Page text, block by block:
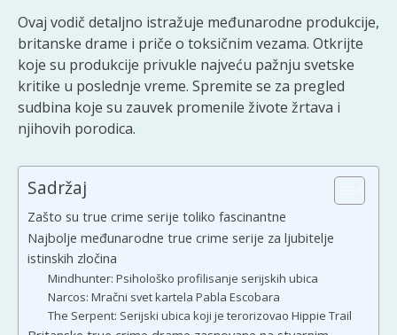
Ovaj vodič detaljno istražuje međunarodne produkcije,
britanske drame i priče o toksičnim vezama. Otkrijte
koje su produkcije privukle najveću pažnju svetske
kritike u poslednje vreme. Spremite se za pregled
sudbina koje su zauvek promenile živote žrtava i
njihovih porodica.
Sadržaj
Zašto su true crime serije toliko fascinantne
Najbolje međunarodne true crime serije za ljubitelje
istinskih zločina
Mindhunter: Psihološko profilisanje serijskih ubica
Narcos: Mračni svet kartela Pabla Escobara
The Serpent: Serijskі ubica koji je terorizovao Hippie Trail